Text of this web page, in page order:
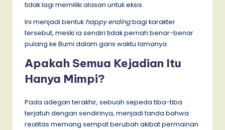
tidak lagi memiliki alasan untuk eksis.
Ini menjadi bentuk happy endingbagi karakter
tersebut, meski ia sendiri tidak pernah benar-benar
pulang ke Bumi dalam garis waktu lamanya.
Apakah Semua Kejadian Itu
Hanya Mimpi?
Pada adegan terakhir, sebuah sepeda tiba-tiba
terjatuh dengan sendirinya, menjadi tanda bahwa
realitas memang sempat berubah akibat permainan